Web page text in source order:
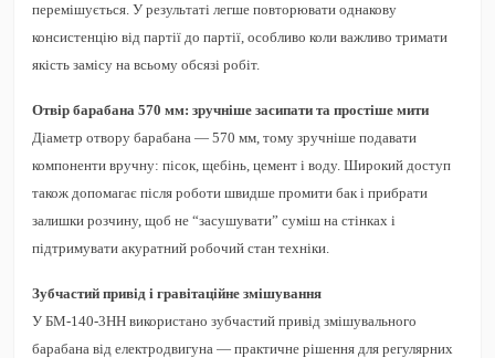
перемішується. У результаті легше повторювати однакову
консистенцію від партії до партії, особливо коли важливо тримати
якість замісу на всьому обсязі робіт.
Отвір барабана 570 мм: зручніше засипати та простіше мити
Діаметр отвору барабана — 570 мм, тому зручніше подавати
компоненти вручну: пісок, щебінь, цемент і воду. Широкий доступ
також допомагає після роботи швидше промити бак і прибрати
залишки розчину, щоб не “засушувати” суміш на стінках і
підтримувати акуратний робочий стан техніки.
Зубчастий привід і гравітаційне змішування
У БМ-140-3НН використано зубчастий привід змішувального
барабана від електродвигуна — практичне рішення для регулярних